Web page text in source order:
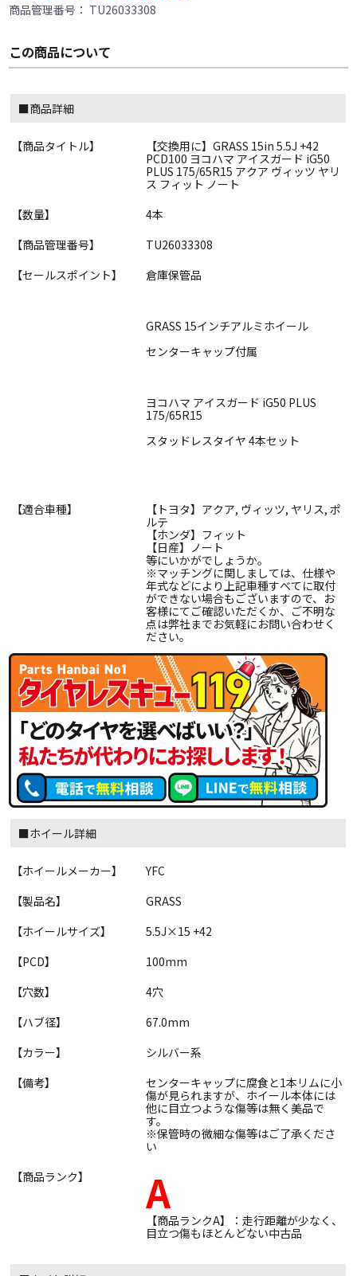
商品管理番号： TU26033308
この商品について
■商品詳細
【商品タイトル】
【交換用に】GRASS 15in 5.5J +42
PCD100 ヨコハマ アイスガード iG50
PLUS 175/65R15 アクア ヴィッツ ヤリ
ス フィット ノート
【数量】
4本
【商品管理番号】
TU26033308
【セールスポイント】
倉庫保管品
GRASS 15インチアルミホイール
センターキャップ付属
ヨコハマ アイスガード iG50 PLUS
175/65R15
スタッドレスタイヤ 4本セット
【適合車種】
【トヨタ】アクア, ヴィッツ, ヤリス, ポ
ルテ
【ホンダ】フィット
【日産】ノート
等にいかがでしょうか。
※マッチングに関しましては、仕様や
年式などにより上記車種すべてに取付
ができない場合もございますので、お
客様にてご確認いただくか、ご不明な
点は弊社までお気軽にお問い合わせく
ださい。
■ホイール詳細
【ホイールメーカー】
YFC
【製品名】
GRASS
【ホイールサイズ】
5.5J×15 +42
【PCD】
100mm
【穴数】
4穴
【ハブ径】
67.0mm
【カラー】
シルバー系
【備考】
センターキャップに腐食と1本リムに小
傷が見られますが、ホイール本体には
他に目立つような傷等は無く美品で
す。
※保管時の微細な傷等はご了承くださ
い
【商品ランク】
A
【商品ランクA】：走行距離が少なく、
目立つ傷もほとんどない中古品